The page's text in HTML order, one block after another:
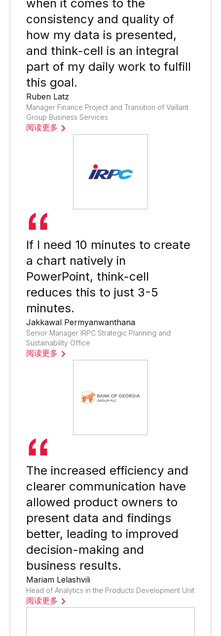
when it comes to the
consistency and quality of
how my data is presented,
and think-cell is an integral
part of my daily work to fulfill
this goal.
Ruben Latz
Manager Finance Project and Transition of Vaillant
Group Business Services
阅读更多
If I need 10 minutes to create
a chart natively in
PowerPoint, think-cell
reduces this to just 3-5
minutes.
Jakkawal Permyanwanthana
Senior Manager IRPC Strategic Planning and
Sustainability Office
阅读更多
The increased efficiency and
clearer communication have
allowed product owners to
present data and findings
better, leading to improved
decision-making and
business results.
Mariam Lelashvili
Head of Analytics in the Products Development Unit
阅读更多